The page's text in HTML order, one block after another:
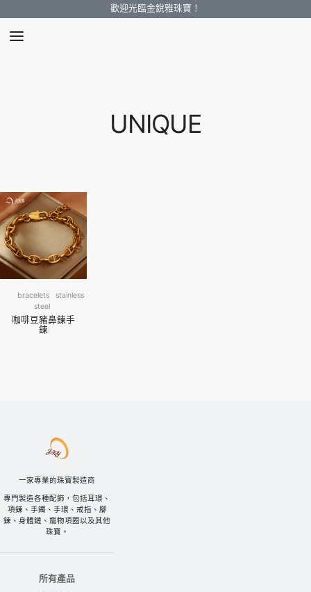
歡迎光臨金銳雅珠寶！
UNIQUE
bracelets
stainless
steel
咖啡豆豬鼻鍊手
鍊
一家專業的珠寶製造商
專門製造各種配飾，包括耳環、
項鍊、手鐲、手環、戒指、腳
鍊、身體鏈、寵物項圈以及其他
珠寶。
所有產品